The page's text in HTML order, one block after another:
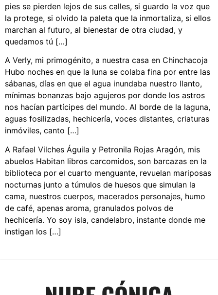
pies se pierden lejos de sus calles, si guardo la voz que
la protege, si olvido la paleta que la inmortaliza, si ellos
marchan al futuro, al bienestar de otra ciudad, y
quedamos tú […]
A Verly, mi primogénito, a nuestra casa en Chinchacoja
Hubo noches en que la luna se colaba fina por entre las
sábanas, días en que el agua inundaba nuestro llanto,
mínimas bonanzas bajo agujeros por donde los astros
nos hacían partícipes del mundo. Al borde de la laguna,
aguas fosilizadas, hechicería, voces distantes, criaturas
inmóviles, canto […]
A Rafael Vilches Águila y Petronila Rojas Aragón, mis
abuelos Habitan libros carcomidos, son barcazas en la
biblioteca por el cuarto menguante, revuelan mariposas
nocturnas junto a túmulos de huesos que simulan la
cama, nuestros cuerpos, macerados personajes, humo
de café, apenas aroma, granulados polvos de
hechicería. Yo soy isla, candelabro, instante donde me
instigan los […]